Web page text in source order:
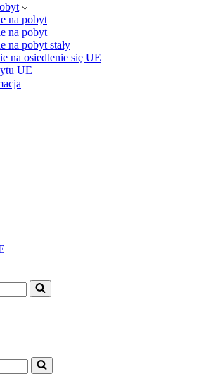
na pobyt
na pobyt
na pobyt stały
na osiedlenie się UE
UE